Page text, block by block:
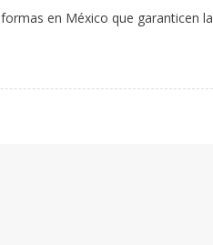
en México que garanticen la